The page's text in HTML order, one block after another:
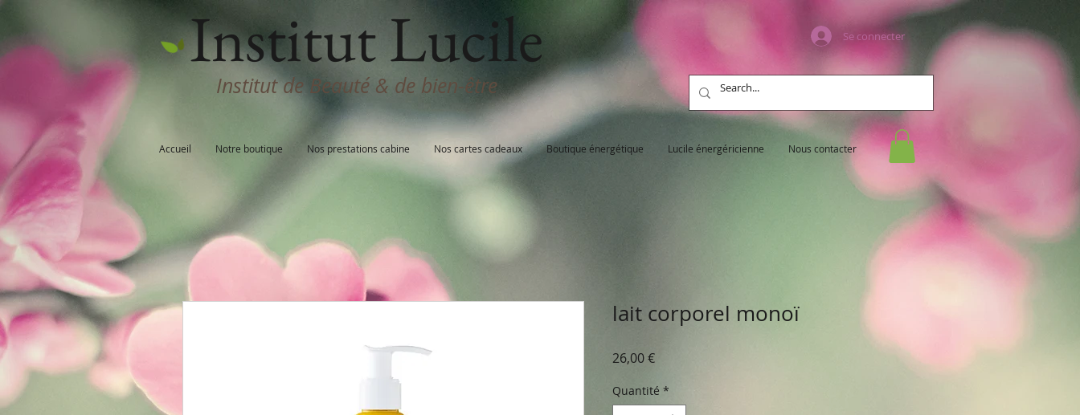
Institut Lucile Se connecter
Institut de Beauté & de bien-être
Accueil Notre boutique Nos prestations cabine Nos cartes cadeaux Boutique énergétique Lucile énergéricienne Nous contacter
lait corporel monoï
26,00 €Prix
Quantité *